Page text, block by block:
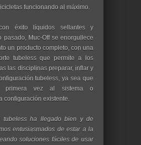
funcionando al máximo.
éxito líquidos sellantes y
pasado, Muc-Off se enorgullece
un producto completo, con una
tubeless que permite a los
las disciplinas preparar, inflar y
tubeless, ya sea que
primera vez al sistema o
configuración existente.
tubeless ha llegado bien y de
entusiasmados de estar a la
soluciones fáciles de usar